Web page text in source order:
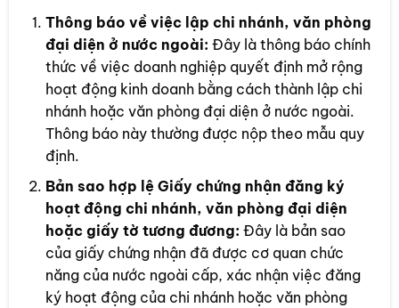
Thông báo về việc lập chi nhánh, văn phòng
đại diện ở nước ngoài: Đây là thông báo chính
thức về việc doanh nghiệp quyết định mở rộng
hoạt động kinh doanh bằng cách thành lập chi
nhánh hoặc văn phòng đại diện ở nước ngoài.
Thông báo này thường được nộp theo mẫu quy
định.
Bản sao hợp lệ Giấy chứng nhận đăng ký
hoạt động chi nhánh, văn phòng đại diện
hoặc giấy tờ tương đương: Đây là bản sao
của giấy chứng nhận đã được cơ quan chức
năng của nước ngoài cấp, xác nhận việc đăng
ký hoạt động của chi nhánh hoặc văn phòng